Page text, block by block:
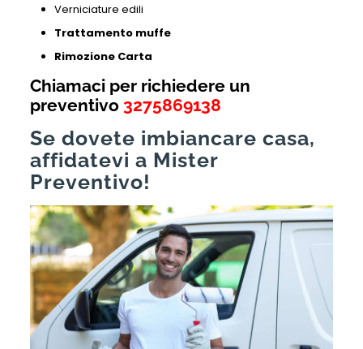
Verniciature edili
Trattamento muffe
Rimozione Carta
Chiamaci per richiedere un
preventivo 3275869138
Se dovete imbiancare casa,
affidatevi a Mister
Preventivo!